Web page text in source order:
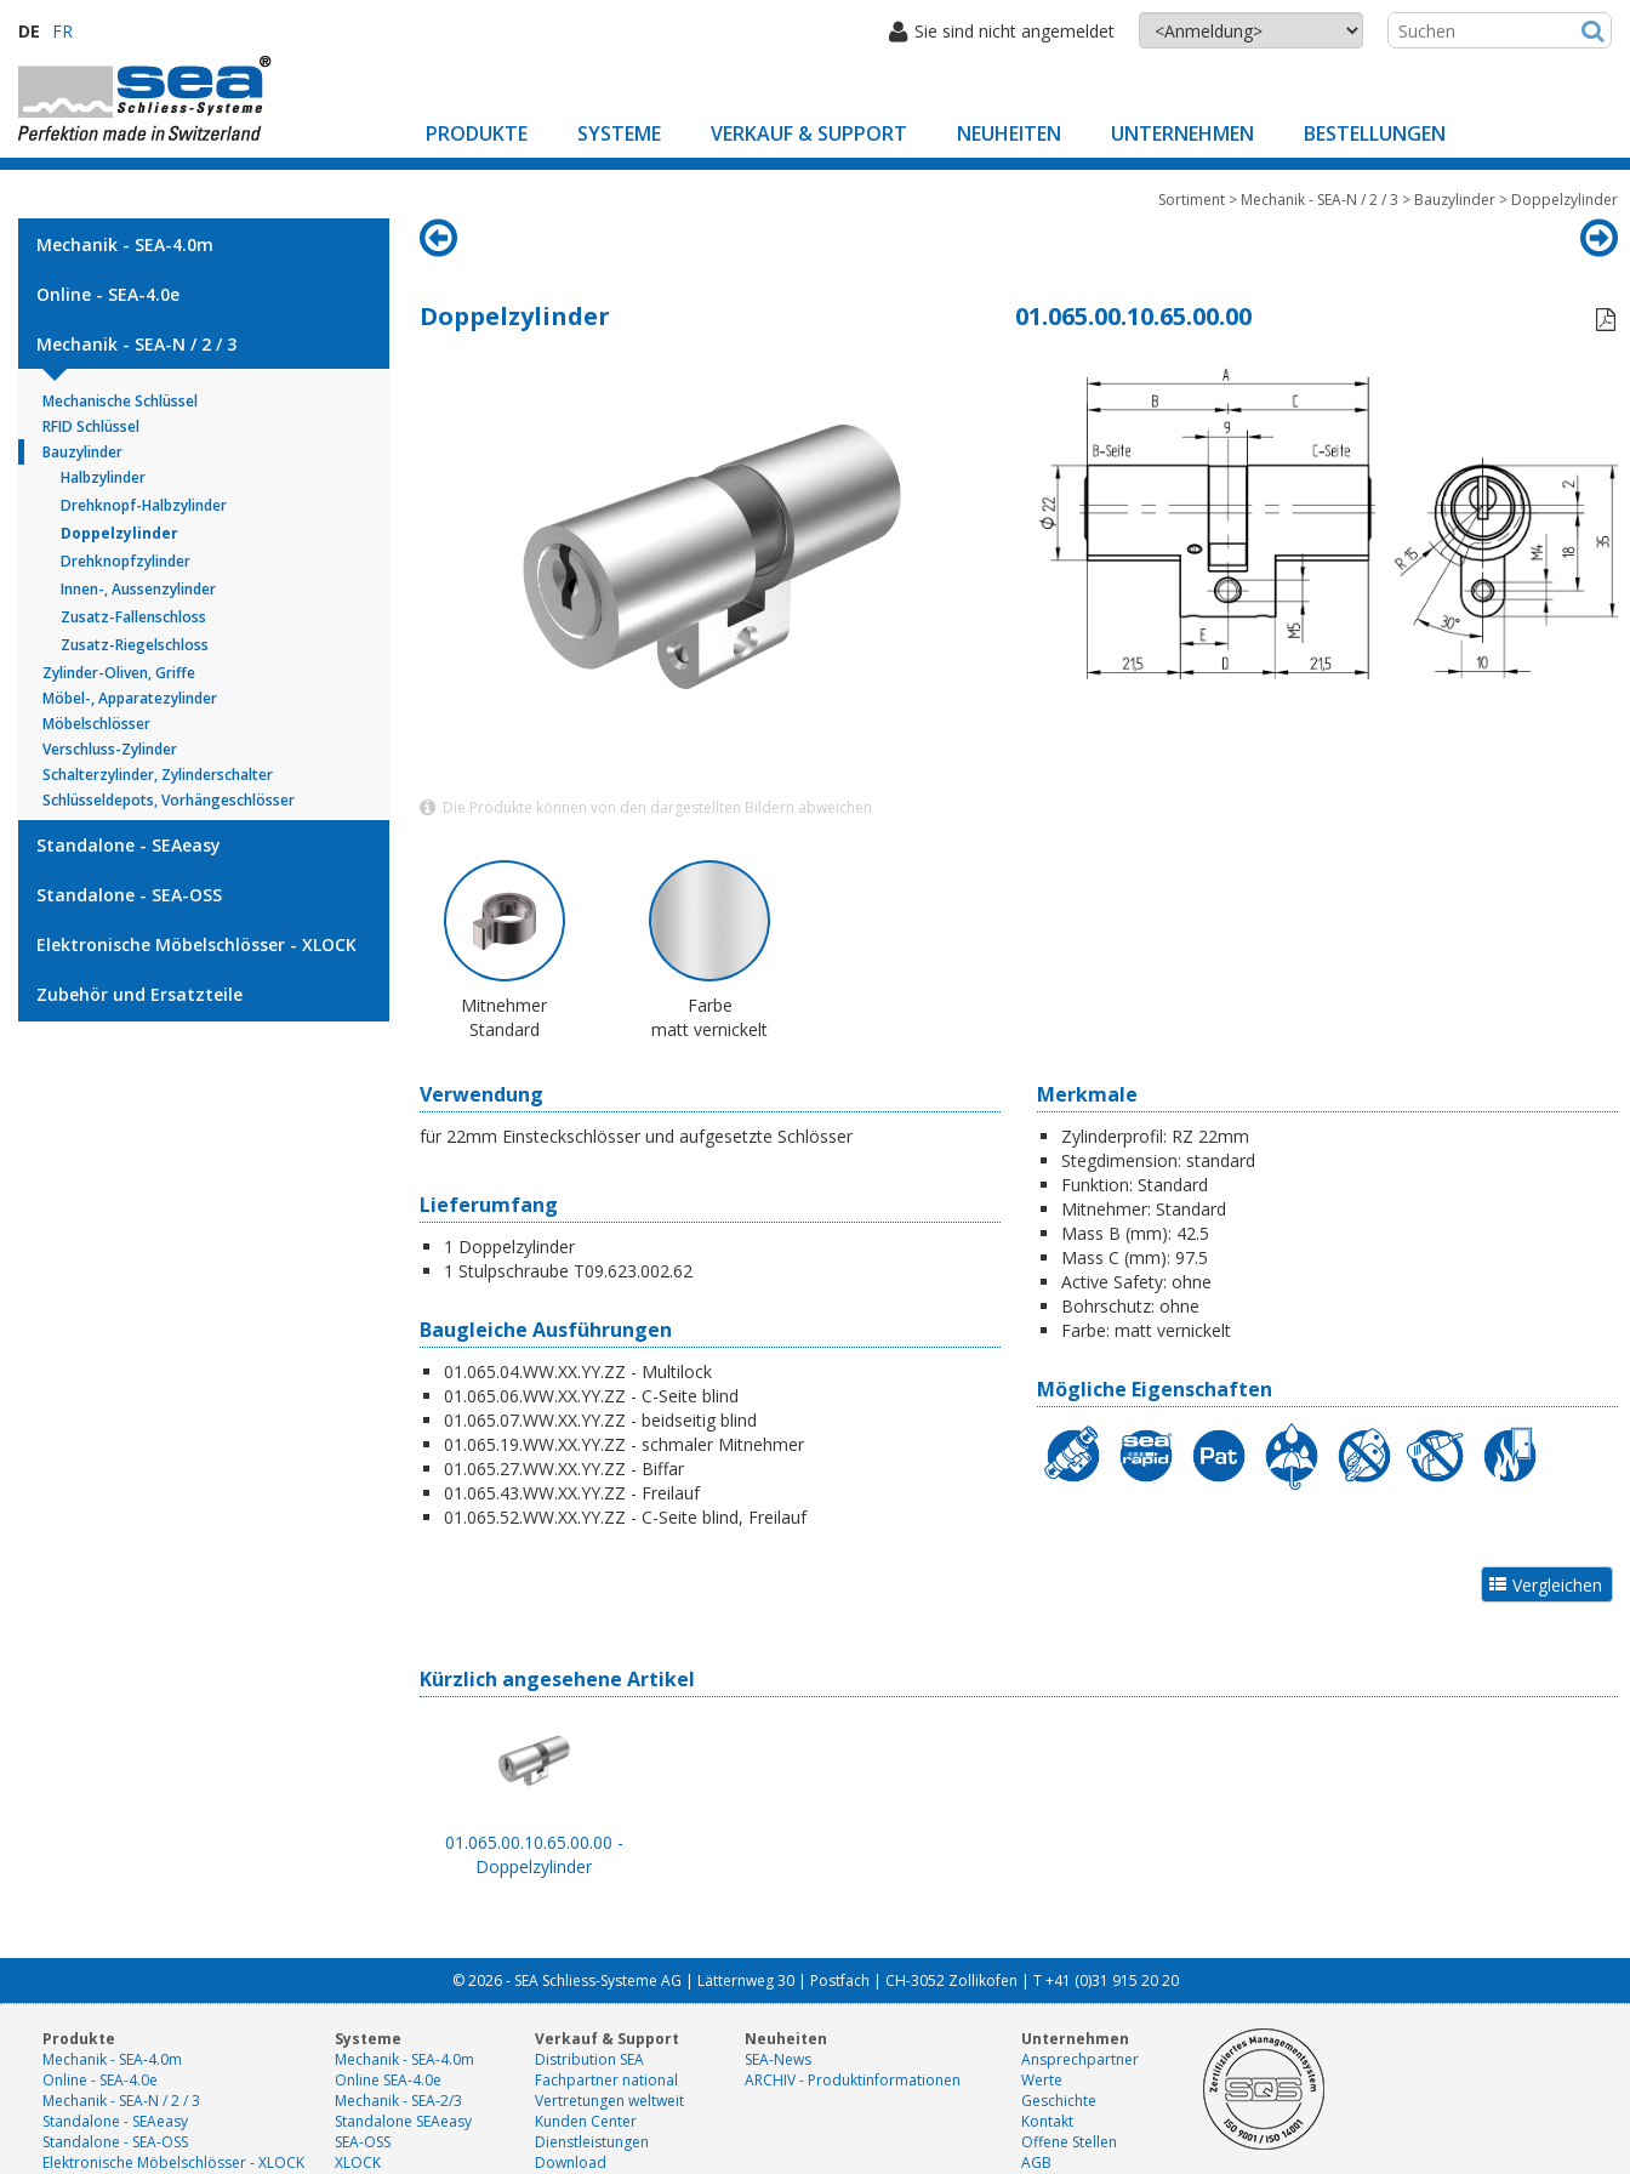
DE FR Sie sind nicht angemeldet
PRODUKTE SYSTEME VERKAUF & SUPPORT NEUHEITEN UNTERNEHMEN BESTELLUNGEN
Mechanik - SEA-4.0m
Online - SEA-4.0e
Mechanik - SEA-N / 2 / 3
Mechanische Schlüssel
RFID Schlüssel
Bauzylinder
Halbzylinder
Drehknopf-Halbzylinder
Doppelzylinder
Drehknopfzylinder
Innen-, Aussenzylinder
Zusatz-Fallenschloss
Zusatz-Riegelschloss
Zylinder-Oliven, Griffe
Möbel-, Apparatezylinder
Möbelschlösser
Verschluss-Zylinder
Schalterzylinder, Zylinderschalter
Schlüsseldepots, Vorhängeschlösser
Standalone - SEAeasy
Standalone - SEA-OSS
Elektronische Möbelschlösser - XLOCK
Zubehör und Ersatzteile
Sortiment > Mechanik - SEA-N / 2 / 3 > Bauzylinder > Doppelzylinder
Doppelzylinder 01.065.00.10.65.00.00 
Die Produkte können von den dargestellten Bildern abweichen
Mitnehmer
Standard
Farbe
matt vernickelt
Verwendung
für 22mm Einsteckschlösser und aufgesetzte Schlösser
Lieferumfang
1 Doppelzylinder
1 Stulpschraube T09.623.002.62
Baugleiche Ausführungen
01.065.04.WW.XX.YY.ZZ - Multilock
01.065.06.WW.XX.YY.ZZ - C-Seite blind
01.065.07.WW.XX.YY.ZZ - beidseitig blind
01.065.19.WW.XX.YY.ZZ - schmaler Mitnehmer
01.065.27.WW.XX.YY.ZZ - Biffar
01.065.43.WW.XX.YY.ZZ - Freilauf
01.065.52.WW.XX.YY.ZZ - C-Seite blind, Freilauf
Merkmale
Zylinderprofil: RZ 22mm
Stegdimension: standard
Funktion: Standard
Mitnehmer: Standard
Mass B (mm): 42.5
Mass C (mm): 97.5
Active Safety: ohne
Bohrschutz: ohne
Farbe: matt vernickelt
Mögliche Eigenschaften
Kürzlich angesehene Artikel
01.065.00.10.65.00.00 -
Doppelzylinder
© 2026 - SEA Schliess-Systeme AG | Lätternweg 30 | Postfach | CH-3052 Zollikofen | T +41 (0)31 915 20 20
Produkte
Mechanik - SEA-4.0m
Online - SEA-4.0e
Mechanik - SEA-N / 2 / 3
Standalone - SEAeasy
Standalone - SEA-OSS
Elektronische Möbelschlösser - XLOCK
Systeme
Mechanik - SEA-4.0m
Online SEA-4.0e
Mechanik - SEA-2/3
Standalone SEAeasy
SEA-OSS
XLOCK
Verkauf & Support
Distribution SEA
Fachpartner national
Vertretungen weltweit
Kunden Center
Dienstleistungen
Download
Neuheiten
SEA-News
ARCHIV - Produktinformationen
Unternehmen
Ansprechpartner
Werte
Geschichte
Kontakt
Offene Stellen
AGB